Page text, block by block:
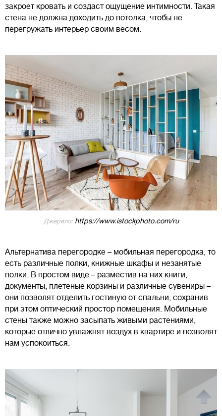
закроет кровать и создаст ощущение интимности. Такая
стена не должна доходить до потолка, чтобы не
перегружать интерьер своим весом.
Джерело:https://www.istockphoto.com/ru
Альтернатива перегородке – мобильная перегородка, то
есть различные полки, книжные шкафы и незанятые
полки. В простом виде – разместив на них книги,
документы, плетеные корзины и различные сувениры –
они позволят отделить гостиную от спальни, сохранив
при этом оптический простор помещения. Мобильные
стены также можно засыпать живыми растениями,
которые отлично увлажнят воздух в квартире и позволят
нам успокоиться.